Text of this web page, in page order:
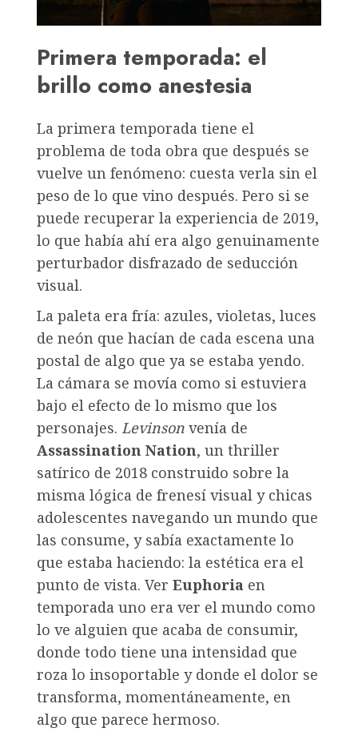
Primera temporada: el
brillo como anestesia
La primera temporada tiene el
problema de toda obra que después se
vuelve un fenómeno: cuesta verla sin el
peso de lo que vino después. Pero si se
puede recuperar la experiencia de 2019,
lo que había ahí era algo genuinamente
perturbador disfrazado de seducción
visual.
La paleta era fría: azules, violetas, luces
de neón que hacían de cada escena una
postal de algo que ya se estaba yendo.
La cámara se movía como si estuviera
bajo el efecto de lo mismo que los
personajes. Levinson venía de
Assassination Nation, un thriller
satírico de 2018 construido sobre la
misma lógica de frenesí visual y chicas
adolescentes navegando un mundo que
las consume, y sabía exactamente lo
que estaba haciendo: la estética era el
punto de vista. Ver Euphoria en
temporada uno era ver el mundo como
lo ve alguien que acaba de consumir,
donde todo tiene una intensidad que
roza lo insoportable y donde el dolor se
transforma, momentáneamente, en
algo que parece hermoso.